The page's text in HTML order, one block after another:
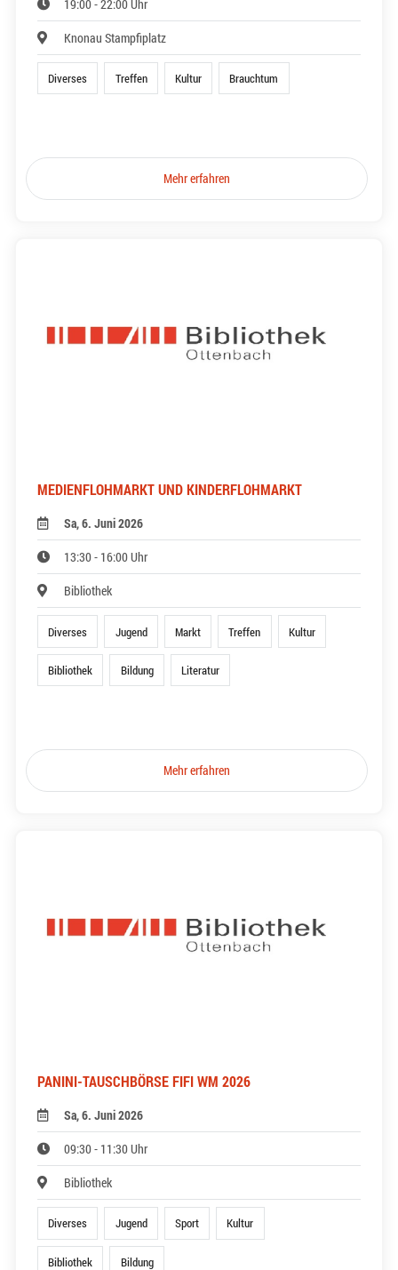
19:00 - 22:00 Uhr
Knonau Stampfiplatz
Diverses Treffen Kultur Brauchtum
Mehr erfahren
MEDIENFLOHMARKT UND KINDERFLOHMARKT
Sa, 6. Juni 2026
13:30 - 16:00 Uhr
Bibliothek
Diverses Jugend Markt Treffen Kultur
Bibliothek Bildung Literatur
Mehr erfahren
PANINI-TAUSCHBÖRSE FIFI WM 2026
Sa, 6. Juni 2026
09:30 - 11:30 Uhr
Bibliothek
Diverses Jugend Sport Kultur
Bibliothek Bildung